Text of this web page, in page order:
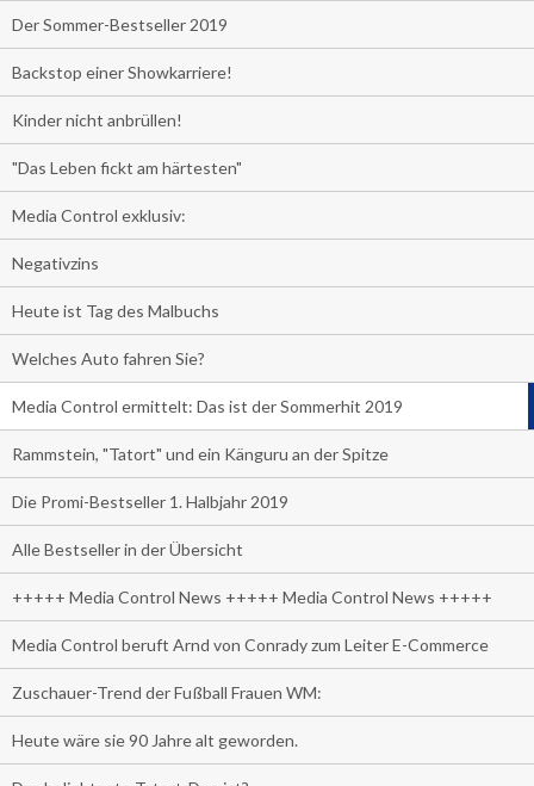
Der Sommer-Bestseller 2019
Backstop einer Showkarriere!
Kinder nicht anbrüllen!
"Das Leben fickt am härtesten"
Media Control exklusiv:
Negativzins
Heute ist Tag des Malbuchs
Welches Auto fahren Sie?
Media Control ermittelt: Das ist der Sommerhit 2019
Rammstein, "Tatort" und ein Känguru an der Spitze
Die Promi-Bestseller 1. Halbjahr 2019
Alle Bestseller in der Übersicht
+++++ Media Control News +++++ Media Control News +++++
Media Control beruft Arnd von Conrady zum Leiter E-Commerce
Zuschauer-Trend der Fußball Frauen WM:
Heute wäre sie 90 Jahre alt geworden.